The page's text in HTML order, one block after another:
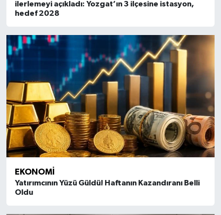
ilerlemeyi açıkladı: Yozgat’ın 3 ilçesine istasyon,
hedef 2028
EKONOMI
Yatırımcının Yüzü Güldü! Haftanın Kazandıranı Belli
Oldu